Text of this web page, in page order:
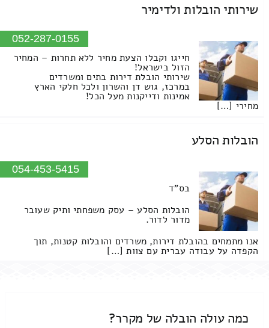
שירותי הובלות ולדימיר
052-287-0155
חייגו וקבלו הצעת מחיר ללא תחרות – המחיר
הזול בישראל!
שירותי הובלת דירות בתים ומשרדים
במרכז, גוש דן והשרון ולכל חלקי הארץ
אמינות ודייקנות מעל הכל!
מחירי […]
הובלות הסלע
054-453-5415
בס"ד
הובלות הסלע – עסק משפחתי ותיק שעובר
מדור לדור.
אנו מתמחים בהובלת דירות, משרדים והובלות קטנות, תוך
הקפדה על עבודה עברית עם צוות […]
כמה עולה הובלה של מקרר?